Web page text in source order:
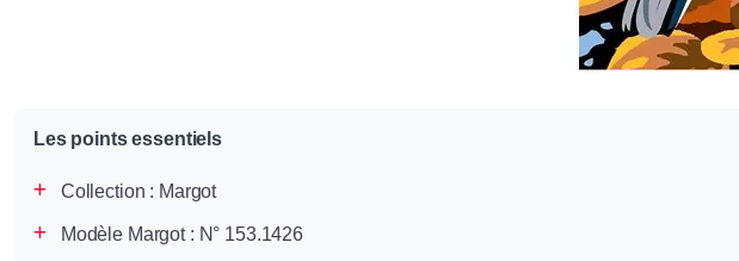
Les points essentiels
Collection : Margot
Modèle Margot : N° 153.1426